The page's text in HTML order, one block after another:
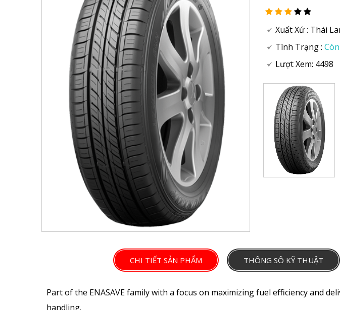
Xuất Xứ : Thái
Tình Trạng :
Lượt Xem: 4498
CHI TIẾT SẢN PHẨM THÔNG SÔ KỸ THUẬT
Part of the ENASAVE family with a focus on maximizing fuel efficiency and
handling.